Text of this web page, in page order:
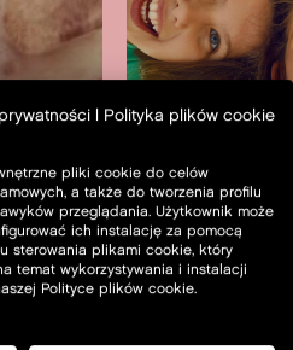
dowiedz
Polityka plików cookie
pliki cookie do celów
a także do tworzenia profilu
przeglądania. Użytkownik może
ich instalację za pomocą
sterowania plikami cookie, który
temat wykorzystywania i instalacji
Polityce plików cookie.